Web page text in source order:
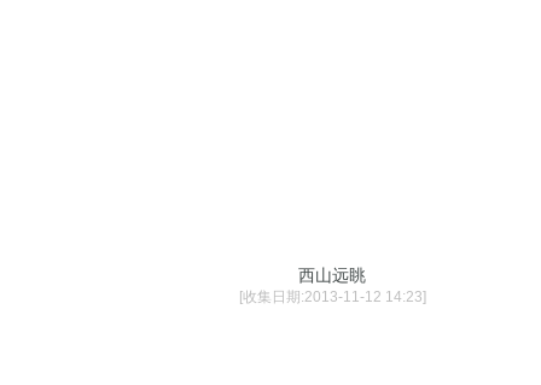
西山远眺
[收集日期:2013-11-12 14:23]